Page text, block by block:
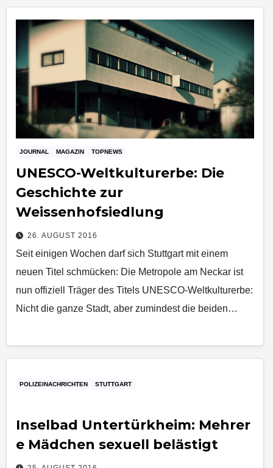
JOURNAL MAGAZIN TOPNEWS
UNESCO-Weltkulturerbe: Die
Geschichte zur
Weissenhofsiedlung
26. AUGUST 2016
Seit einigen Wochen darf sich Stuttgart mit einem
neuen Titel schmücken: Die Metropole am Neckar ist
nun offiziell Träger des Titels UNESCO-Weltkulturerbe:
Nicht die ganze Stadt, aber zumindest die beiden…
POLIZEINACHRICHTEN STUTTGART
Inselbad Untertürkheim: Mehrer
e Mädchen sexuell belästigt